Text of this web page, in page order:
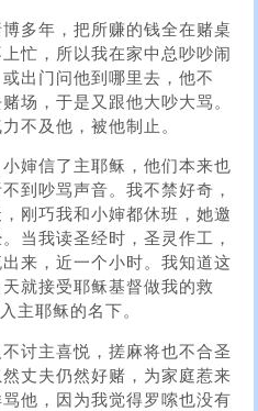
多年，把所赚的钱全在赌桌
忙，所以我在家中总吵吵闹
出门问他到哪里去，他不
场，于是又跟他大吵大骂。
不及他，被他制止。
婶信了主耶稣，他们本来也
到吵骂声音。我不禁好奇，
刚巧我和小婶都休班，她邀
当我读圣经时，圣灵作工，
来，近一个小时。我知道这
就接受耶稣基督做我的救
主耶稣的名下。
讨主喜悦，搓麻将也不合圣
丈夫仍然好赌，为家庭惹来
他，因为我觉得罗嗦也没有